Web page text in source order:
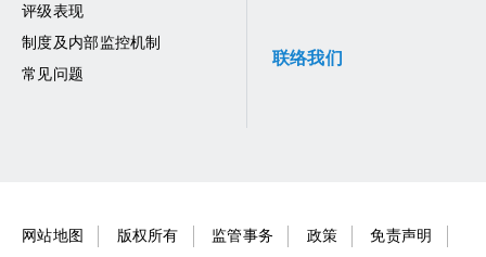
评级表现
制度及内部监控机制
常见问题
联络我们
网站地图 版权所有 监管事务 政策 免责声明